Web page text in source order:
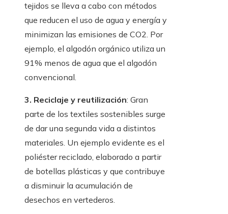
tejidos se lleva a cabo con métodos
que reducen el uso de agua y energía y
minimizan las emisiones de CO2. Por
ejemplo, el algodón orgánico utiliza un
91% menos de agua que el algodón
convencional.
3. Reciclaje y reutilización: Gran
parte de los textiles sostenibles surge
de dar una segunda vida a distintos
materiales. Un ejemplo evidente es el
poliéster reciclado, elaborado a partir
de botellas plásticas y que contribuye
a disminuir la acumulación de
desechos en vertederos.